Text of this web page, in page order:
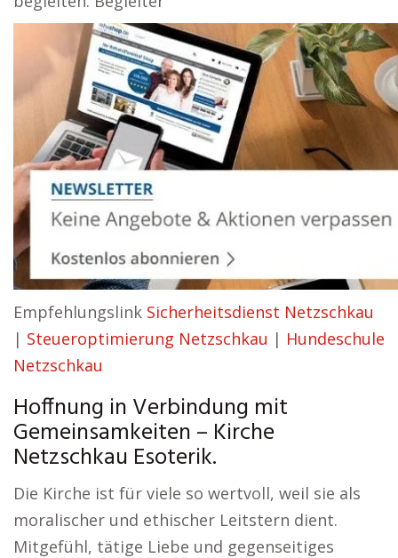
Empfehlungslink Sicherheitsdienst Netzschkau
| Steueroptimierung Netzschkau | Hundeschule
Netzschkau
Hoffnung in Verbindung mit
Gemeinsamkeiten – Kirche
Netzschkau Esoterik.
Die Kirche ist für viele so wertvoll, weil sie als
moralischer und ethischer Leitstern dient.
Mitgefühl, tätige Liebe und gegenseitiges